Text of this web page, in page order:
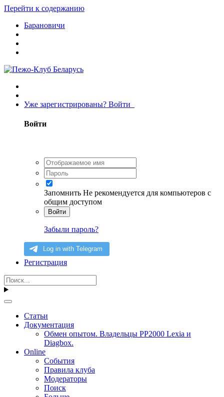
Перейти к содержанию
Барановичи
Уже зарегистрированы? Войти
Войти
Запомнить Не рекомендуется для компьютеров с
общим доступом
Войти
Забыли пароль?
Регистрация
Статьи
Документация
Обмен опытом. Владельцы PP2000 Lexia и
Diagbox.
Online
События
Правила клуба
Модераторы
Поиск